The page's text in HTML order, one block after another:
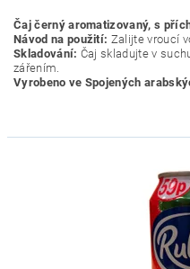
Čaj černý aromatizovaný, s
Návod na použití: Zalijte vroucí
Skladování: Čaj skladujte v
zářením.
Vyrobeno ve Spojených